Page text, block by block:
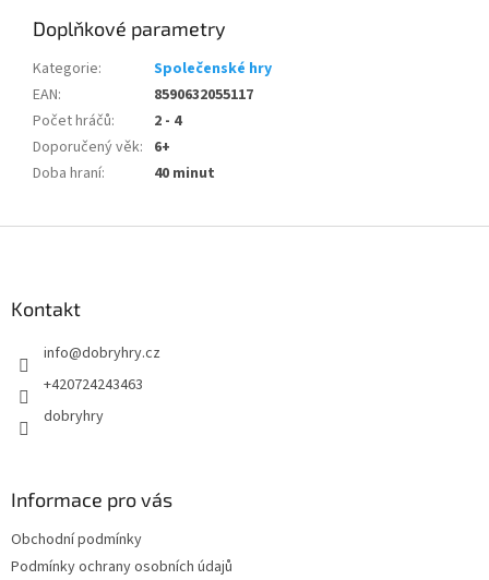
Doplňkové parametry
Kategorie:
Společenské hry
EAN:
8590632055117
Počet hráčů:
2 - 4
Doporučený věk: 6+
Doba hraní: 40 minut
Kontakt
info@dobryhry.cz
+420724243463
dobryhry
Informace pro vás
Obchodní podmínky
Podmínky ochrany osobních údajů